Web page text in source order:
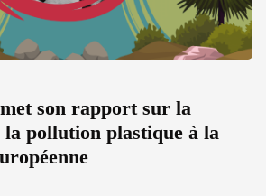
son rapport sur la
la pollution plastique à la